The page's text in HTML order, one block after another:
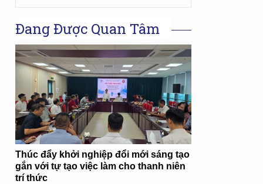
Đang Được Quan Tâm
Thúc đẩy khởi nghiệp đổi mới sáng tạo
gắn với tự tạo việc làm cho thanh niên
trí thức